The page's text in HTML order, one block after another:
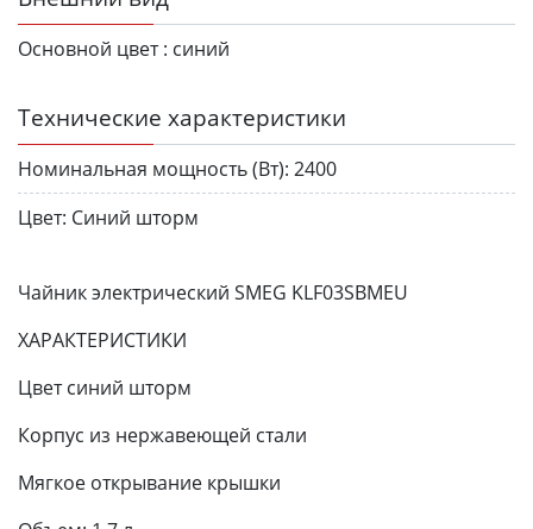
Основной цвет : синий
Технические характеристики
Номинальная мощность (Вт): 2400
Цвет: Синий шторм
Чайник электрический SMEG KLF03SBMEU
ХАРАКТЕРИСТИКИ
Цвет синий шторм
Корпус из нержавеющей стали
Мягкое открывание крышки